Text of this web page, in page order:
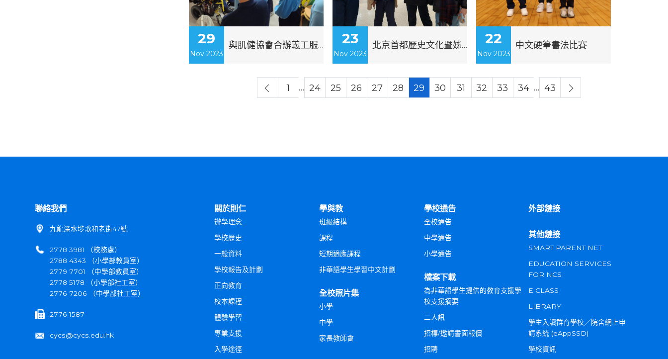
29
Nov 2023
與肌健協會合辦義工服務 23
Nov 2023
北京首都歷史文化暨姊妹學校交流團 22
Nov 2023
中文硬筆書法比賽
1 … 24 25 26 27 28 29 30 31 32 33 34 … 43
聯絡我們
九龍深水埗歌和老街47號
2778 3981 （校務處）
2788 4343 （小學部教員室）
2779 7701 （中學部教員室）
2778 5178 （小學部社工室）
2776 7206 （中學部社工室）
2776 1587
cycs@cycs.edu.hk
關於則仁
辦學理念
學校歷史
一般資料
學校報告及計劃
正向教育
校本課程
體驗學習
專業支援
入學途徑
學與教
班級結構
課程
短期適應課程
非華語學生學習中文計劃
全校照片集
小學
中學
家長教師會
學校通告
全校通告
中學通告
小學通告
檔案下載
為非華語學生提供的教育支援學
校支援摘要
二人訊
招標/邀請書面報價
招聘
外部鏈接
其他鏈接
SMART PARENT NET
EDUCATION SERVICES
FOR NCS
E CLASS
LIBRARY
學生入讀群育學校／院舍網上申
請系統 (eAppSSD)
學校資訊